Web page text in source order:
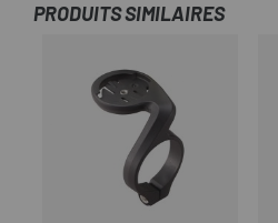
PRODUITS SIMILAIRES